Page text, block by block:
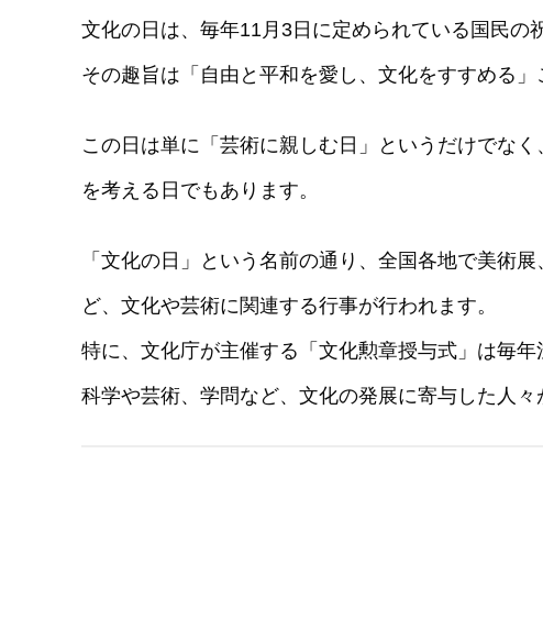
文化の日は、毎年11月3日に定められている国民の
その趣旨は「自由と平和を愛し、文化をすすめる」
この日は単に「芸術に親しむ日」というだけでな
を考える日でもあります。
「文化の日」という名前の通り、全国各地で美術
ど、文化や芸術に関連する行事が行われます。
特に、文化庁が主催する「文化勲章授与式」は毎年
科学や芸術、学問など、文化の発展に寄与した人々